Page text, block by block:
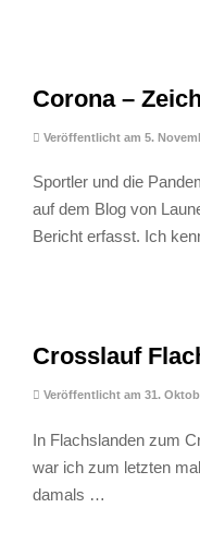
Corona –
Veröffentlicht am 5.
Sportler und die
auf dem Blog von
Bericht erfasst. Ich
Crosslauf
Veröffentlicht am 31.
In Flachslanden zum
war ich zum letzten
damals …